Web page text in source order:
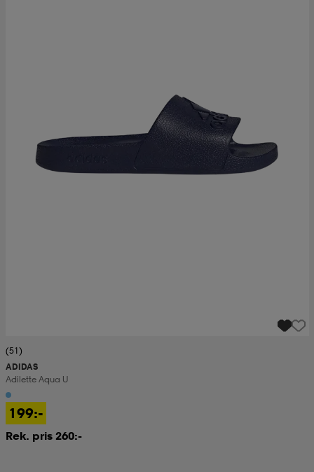
(51)
ADIDAS
Adilette Aqua U
199:-
Rek. pris 260:-